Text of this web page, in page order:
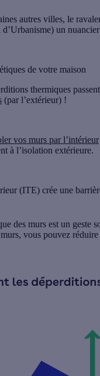
autres villes, le
un
de votre maison
thermiques
(par l’extérieur) !
vos murs par l’intérieur
à l’isolation extérieure.
(ITE) crée une
des murs est un geste
vous pouvez